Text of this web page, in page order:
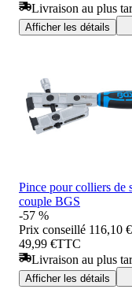
Livraison au plus
Afficher les détails
Pince pour colliers de
couple BGS
-57 %
Prix conseillé 116,10 €
49,99 €TTC
Livraison au plus
Afficher les détails